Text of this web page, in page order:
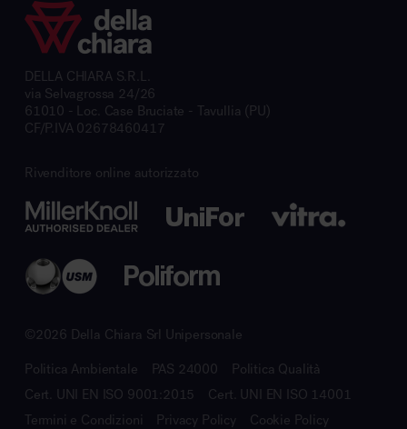
DELLA CHIARA S.R.L.
via Selvagrossa 24/26
61010 - Loc. Case Bruciate - Tavullia (PU)
CF/P.IVA 02678460417
Rivenditore online autorizzato
©2026 Della Chiara Srl Unipersonale
Politica Ambientale PAS 24000
Politica Qualità
Cert. UNI EN ISO 9001:2015
Cert. UNI EN ISO 14001
Termini e Condizioni
Privacy Policy Cookie Policy